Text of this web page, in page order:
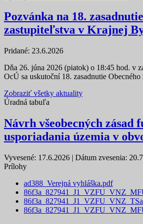
Pozvánka na 18.
zastupiteľstva v Krajnej
Pridané: 23.6.2026
Dňa 26. júna 2026 (piatok) o 18:45 hod. v
OcÚ sa uskutoční 18. zasadnutie
Zobraziť všetky aktuality
Úradná tabuľa
Návrh všeobecných zásad
usporiadania územia v
Vyvesené: 17.6.2026 | Dátum zvesenia:
Prílohy
ad388_Verejná vyhláška.pdf